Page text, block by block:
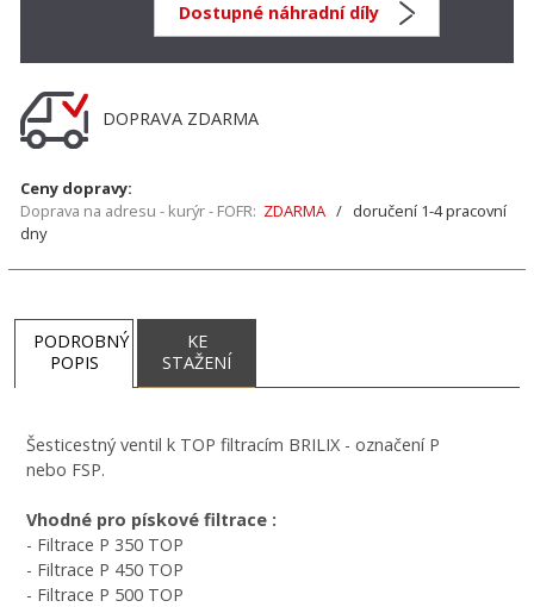
Dostupné náhradní díly
DOPRAVA ZDARMA
Ceny dopravy:
Doprava na adresu - kurýr - FOFR: ZDARMA / doručení 1-4 pracovní
dny
PODROBNÝ
POPIS
KE
STAŽENÍ
Šesticestný ventil k TOP filtracím BRILIX - označení P
nebo FSP.
Vhodné pro pískové filtrace :
- Filtrace P 350 TOP
- Filtrace P 450 TOP
- Filtrace P 500 TOP